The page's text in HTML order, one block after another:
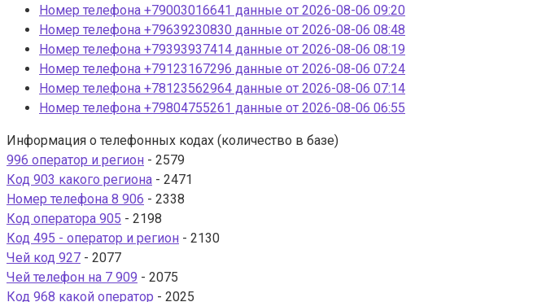
Номер телефона +79003016641 данные от 2026-08-06 09:20
Номер телефона +79639230830 данные от 2026-08-06 08:48
Номер телефона +79393937414 данные от 2026-08-06 08:19
Номер телефона +79123167296 данные от 2026-08-06 07:24
Номер телефона +78123562964 данные от 2026-08-06 07:14
Номер телефона +79804755261 данные от 2026-08-06 06:55
Информация о телефонных кодах (количество в базе)
996 оператор и регион - 2579
Код 903 какого региона - 2471
Номер телефона 8 906 - 2338
Код оператора 905 - 2198
Код 495 - оператор и регион - 2130
Чей код 927 - 2077
Чей телефон на 7 909 - 2075
Код 968 какой оператор - 2025